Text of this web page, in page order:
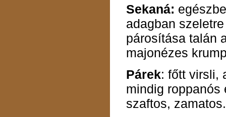
Sekaná:
adagban
párosítása talán
majonézes
Párek: főtt virsli,
mindig roppanós
szaftos,